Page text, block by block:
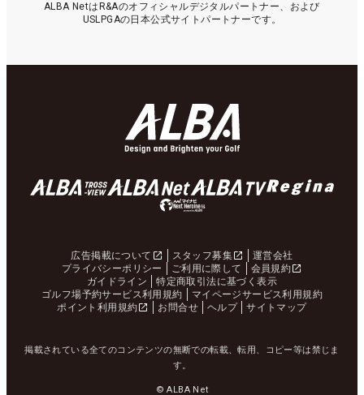
ALBA NetはR&Aのオフィシャルデジタルパートナー、および
USLPGAの日本公式サイトパートナーです。
広告掲載について スタッフ募集
運営会社
プライバシーポリシー
ご利用に際して
会員規約
ガイドライン
特定商取引法に基づく表示
ゴルフ場予約サービス利用規約
マイページサービス利用規約
ポイント利用規約
お問合せ ヘルプ サイトマップ
掲載されている全てのコンテンツの無断での転載、転用、コピー等は禁じま
す。
© ALBA Net